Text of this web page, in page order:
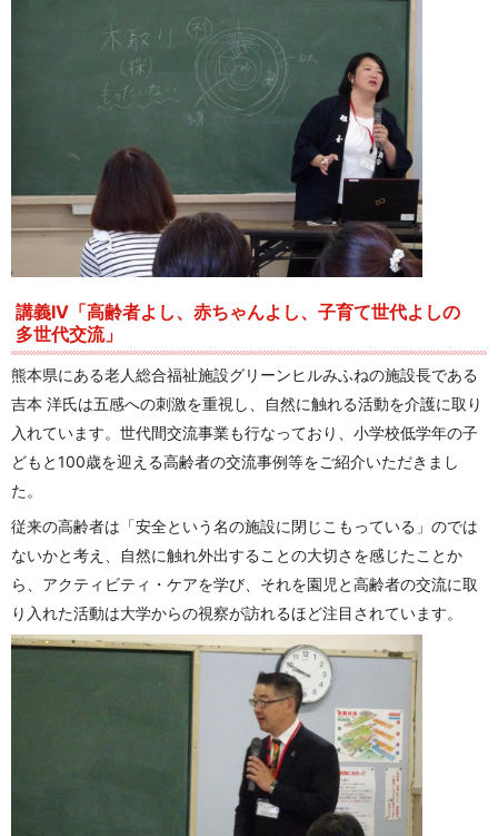
講義IV「高齢者よし、赤ちゃんよし、子育て世代よしの
多世代交流」
熊本県にある老人総合福祉施設グリーンヒルみふねの施設長である
吉本 洋氏は五感への刺激を重視し、自然に触れる活動を介護に取り
入れています。世代間交流事業も行なっており、小学校低学年の子
どもと100歳を迎える高齢者の交流事例等をご紹介いただきまし
た。
従来の高齢者は「安全という名の施設に閉じこもっている」のでは
ないかと考え、自然に触れ外出することの大切さを感じたことか
ら、アクティビティ・ケアを学び、それを園児と高齢者の交流に取
り入れた活動は大学からの視察が訪れるほど注目されています。